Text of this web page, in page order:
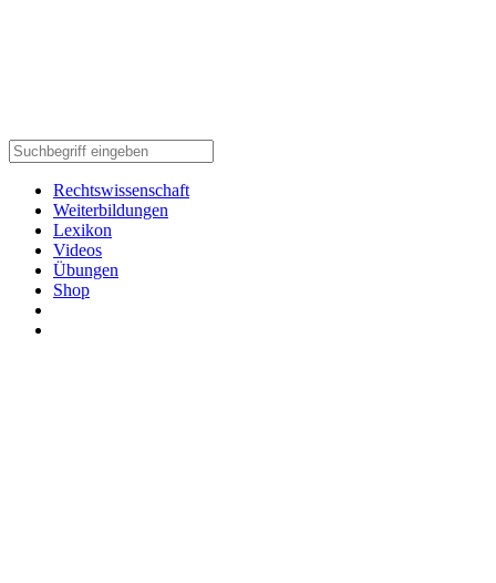
Rechtswissenschaft
Weiterbildungen
Lexikon
Videos
Übungen
Shop